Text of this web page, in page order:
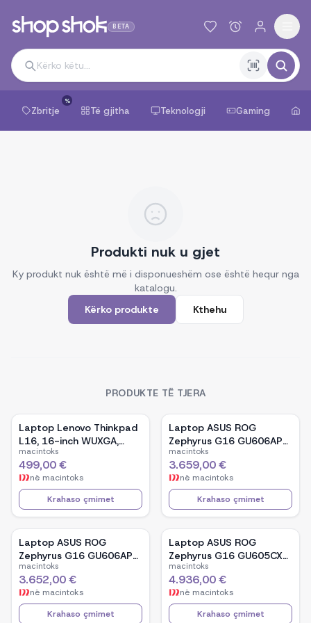
BETA
Zbritje
%
Të gjitha Teknologji Gaming
Produkti nuk u gjet
Ky produkt nuk është më i disponueshëm ose është hequr nga
katalogu.
Kërko produkte
Kthehu
PRODUKTE TË TJERA
Laptop Lenovo Thinkpad
L16, 16-inch WUXGA,
AMD Ryzen 5 Pro-7535U,
16GB Ram DDR5, 512GB
SSD - Black
macintoks
499,00 €
në macintoks
Krahaso çmimet
Laptop ASUS ROG
Zephyrus G16 GU606AP-
TB039W, 16-inch OLED,
Intel Core Ultra 9 386H,
NVIDIA GeForce RTX
5070, 32GB RAM, 1TB
SSD, Windows 11 - White
macintoks
3.659,00 €
në macintoks
Krahaso çmimet
Laptop ASUS ROG
Zephyrus G16 GU606AP-
TB041W, 16-inch OLED,
Intel Core Ultra 9 386H,
NVIDIA GeForce RTX
5070, 32GB RAM, 1TB
macintoks
3.652,00 €
në macintoks
Krahaso çmimet
Laptop ASUS ROG
Zephyrus G16 GU605CX-
QR106W, 16-inch WQXGA
OLED, Intel Core Ultra 9
285H, NVIDIA GeForce
RTX 5090, 32GB RAM,
macintoks
4.936,00 €
në macintoks
Krahaso çmimet